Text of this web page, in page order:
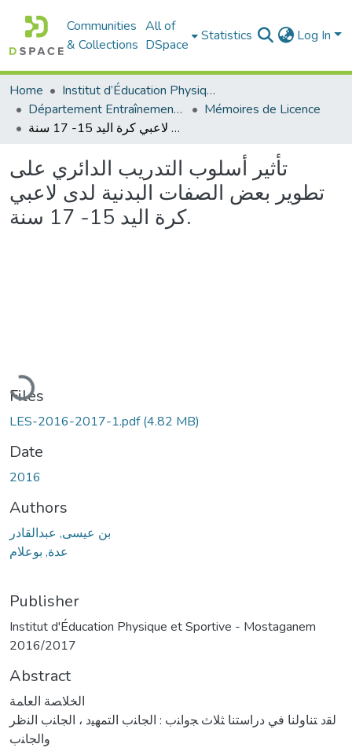
Communities
& Collections
All of
DSpace
Statistics Log In
Home
Institut d’Éducation Physique et Sportive
Département Entraînement Sportif (ES)
Mémoires de Licence
تأثير أسلوب التدريب الدائري على تطوير بعض الصفات البدنية لدى لاعبي كرة اليد 15- 17 سنة.
تأثير أسلوب التدريب الدائري على
تطوير بعض الصفات البدنية لدى لاعبي
كرة اليد 15- 17 سنة.
Loading...
Files
LES-2016-2017-1.pdf(4.82 MB)
Date
2016
Authors
بن عيسى, عبدالقادر
عدة, بوعلام
Publisher
Institut d'Éducation Physique et Sportive - Mostaganem
2016/2017
Abstract
اﻟﺨﻼﺼﺔ اﻟﻌﺎﻤﺔ
ﻟﻘد ﺘﻨﺎوﻟﻨﺎ ﻓﻲ دراستنا ﺜﻼث ﺠواﻨب : اﻟﺠﺎﻨب اﻟﺘﻤﻬﻴد ، اﻟﺠﺎﻨب اﻟﻨظر
واﻟﺠﺎﻨب